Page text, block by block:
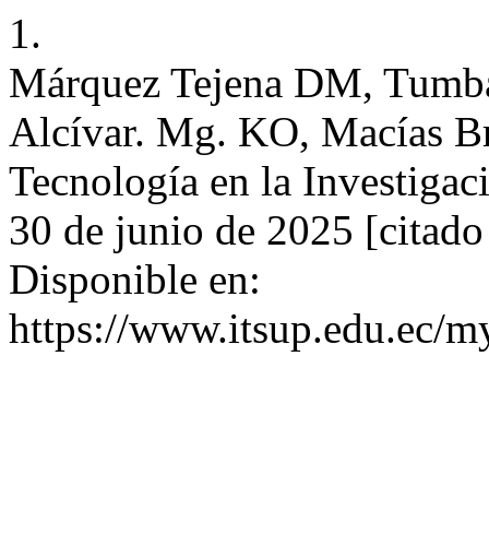
1.
Márquez Tejena DM,
Alcívar. Mg. KO, Macías
Tecnología en la
30 de junio de 2025
Disponible en:
https://www.itsup.edu.ec/